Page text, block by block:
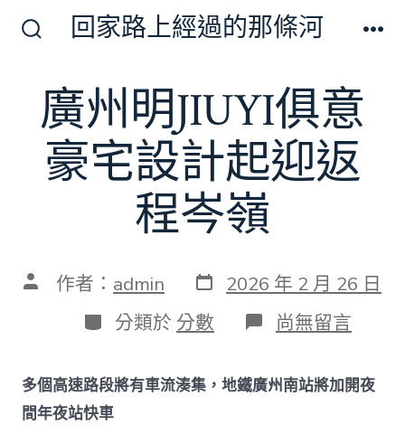
切
換
開
關
回家路上經過的那條河
廣州明JIUYI俱意
豪宅設計起迎返
程岑嶺
文 作者： admin 發
表
日
期
2026 年 2 月 26 日
分
類
分類於 分數 在
〈廣
明
JIUYI
尚無留言
多個高速路段將有車流湊集，地鐵廣州南站將加開夜
間年夜站快車